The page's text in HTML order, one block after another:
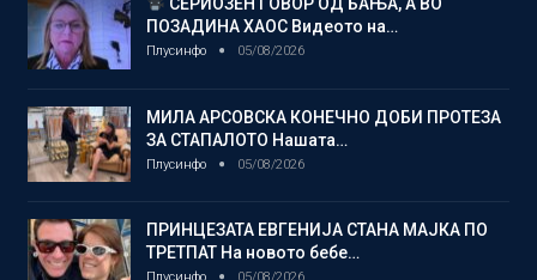
ПОЗАДИНА ХАОС Видеото на…
Плусинфо 05/08/2026
МИЛА АРСОВСКА КОНЕЧНО ДОБИ ПРОТЕЗА
ЗА СТАПАЛОТО Нашата…
Плусинфо 05/08/2026
ПРИНЦЕЗАТА ЕВГЕНИЈА СТАНА МАЈКА ПО
ТРЕТПАТ На новото бебе…